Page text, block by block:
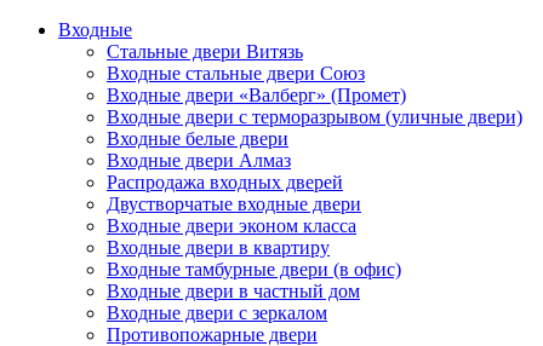
Входные
Стальные двери Витязь
Входные стальные двери Союз
Входные двери «Валберг» (Промет)
Входные двери с терморазрывом (уличные двери)
Входные белые двери
Входные двери Алмаз
Распродажа входных дверей
Двустворчатые входные двери
Входные двери эконом класса
Входные двери в квартиру
Входные тамбурные двери (в офис)
Входные двери в частный дом
Входные двери с зеркалом
Противопожарные двери